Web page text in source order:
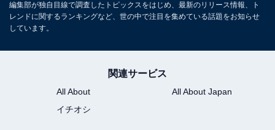
ョン「ゆるま」を立ち上げる。
5位までの全ランキング結果を見
る
編集部が独自目線で調査したトピックスをはじめ、最新のリリース情報、ト
レンドに関するランキングなど、世の中で注目を集めている話題をお知らせ
しています。
関連サービス
All About
All About Japan
イチオシ